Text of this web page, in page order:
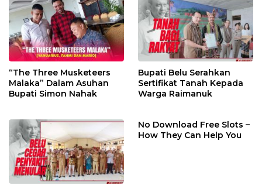
“The Three Musketeers
Malaka” Dalam Asuhan
Bupati Simon Nahak
Bupati Belu Serahkan
Sertifikat Tanah Kepada
Warga Raimanuk
No Download Free Slots –
How They Can Help You